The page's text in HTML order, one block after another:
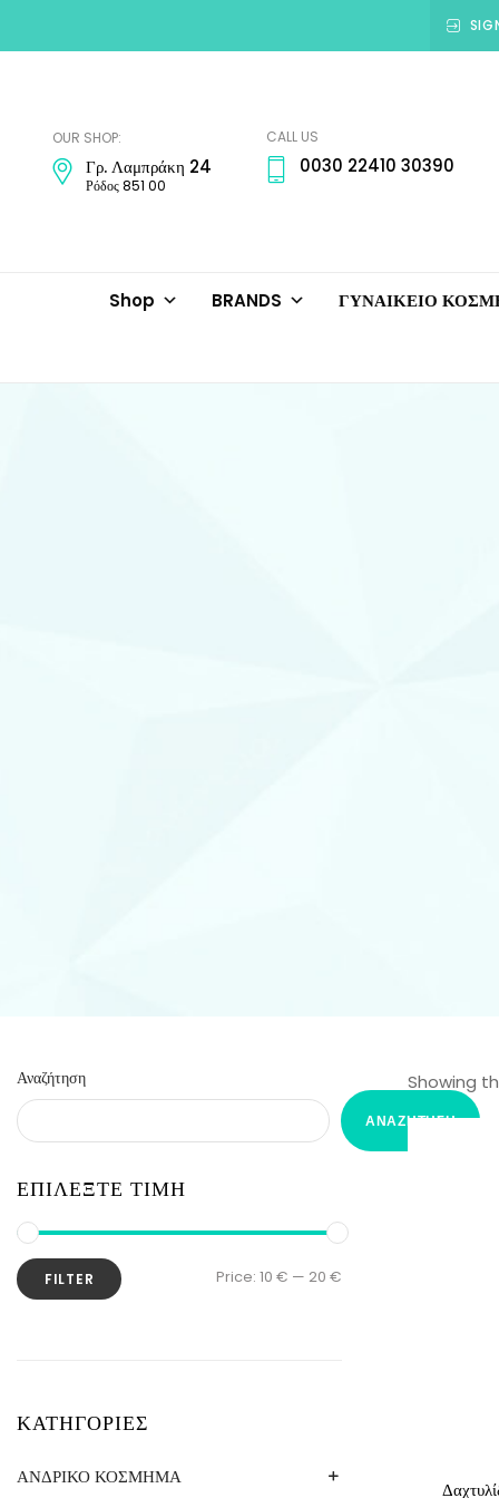
OUR SHOP:
Γρ. Λαμπράκη 24
Ρόδος 851 00
CALL US
0030 22410 30390
Shop BRANDS ΓΥΝΑΙΚΕΙΟ
Showing
Αναζήτηση
ΑΝΑΖΉΤΗΣΗ
ΕΠΙΛΕΞΤΕ ΤΙΜΗ
FILTER Price: 10 € — 20 €
ΚΑΤΗΓΟΡΙΕΣ
ΑΝΔΡΙΚΟ ΚΟΣΜΗΜΑ